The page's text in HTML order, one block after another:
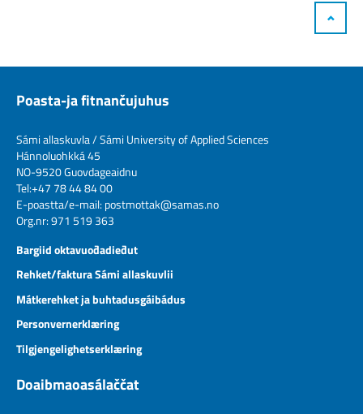
Poasta-ja fitnančujuhus
Sámi allaskuvla / Sámi University of Applied Sciences
Hánnoluohkká 45
NO-9520 Guovdageaidnu
Tel:+47 78 44 84 00
E-poastta/e-mail:postmottak@samas.no
Org.nr: 971 519 363
Bargiid oktavuođadieđut
Rehket/faktura Sámi allaskuvlii
Mátkerehket ja buhtadusgáibádus
Personvernerklæring
Tilgjengelighetserklæring
Doaibmaoasálaččat